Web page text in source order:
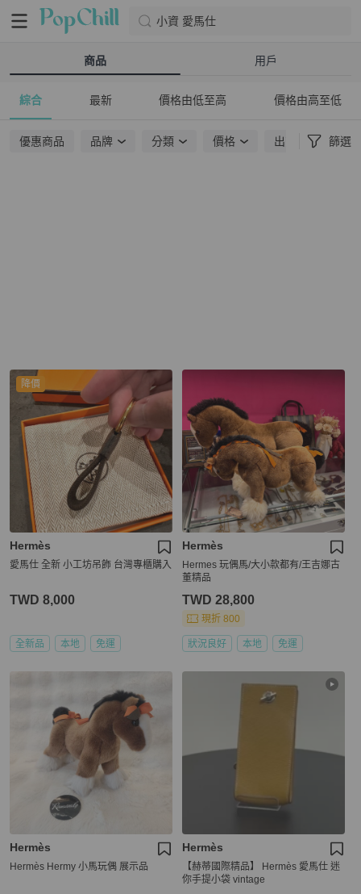
小資 愛馬仕
商品 用戶
綜合 最新 價格由低至高 價格由高至低
優惠商品 品牌 分類 價格 出貨地點 篩選
降價
Hermès
愛馬仕 全新 小工坊吊飾 台灣專櫃購入
TWD 8,000
全新品 本地 免運
Hermès
Hermes 玩偶馬/大小款都有/王吉娜古
董精品
TWD 28,800
現折 800
狀況良好 本地 免運
Hermès
Hermès Hermy 小馬玩偶 展示品
Hermès
【赫蒂國際精品】 Hermès 愛馬仕 迷
你手提小袋 vintage